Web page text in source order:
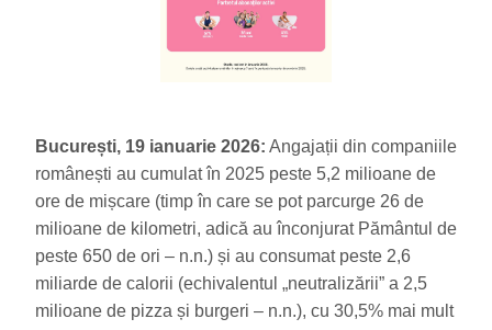
București, 19 ianuarie 2026: Angajații din companiile
românești au cumulat în 2025 peste 5,2 milioane de
ore de mișcare (timp în care se pot parcurge 26 de
milioane de kilometri, adică au înconjurat Pământul de
peste 650 de ori – n.n.) și au consumat peste 2,6
miliarde de calorii (echivalentul „neutralizării” a 2,5
milioane de pizza și burgeri – n.n.), cu 30,5% mai mult